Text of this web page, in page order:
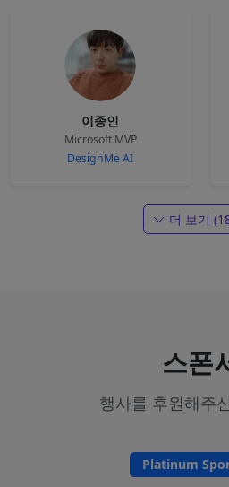
이종인
Microsoft MVP
DesignMe AI
더 보기
스폰
행사를 후원해주
Platinum